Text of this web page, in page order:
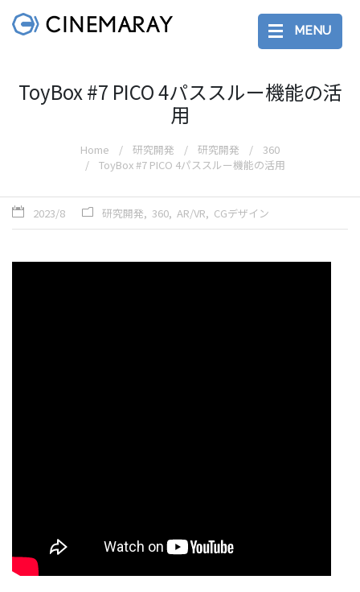
MENU
ToyBox #7 PICO 4パススルー機能の活
用
Home 研究開発 研究開発
360
ToyBox #7 PICO 4パススルー機能の活用
2023/8 研究開発 360 AR/VR CGデザイン